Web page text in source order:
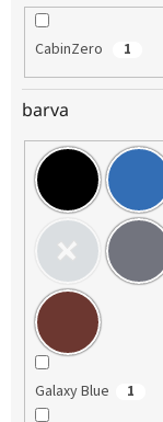
CabinZero 1
barva
Galaxy Blue 1